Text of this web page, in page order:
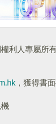
利人專屬所
，獲得書